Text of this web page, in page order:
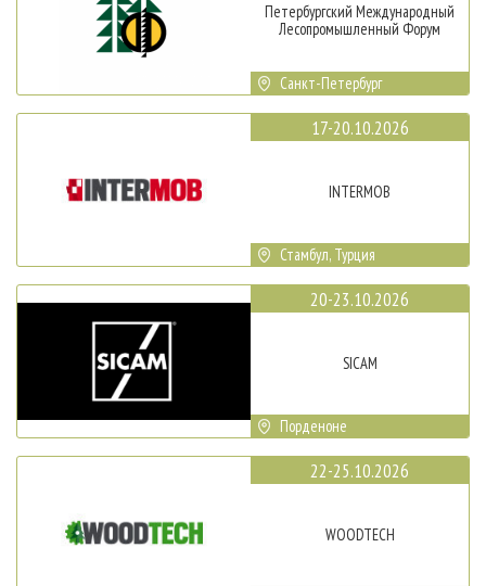
Петербургский Международный
Лесопромышленный Форум
Санкт-Петербург
17-20.10.2026
INTERMOB
Стамбул, Турция
20-23.10.2026
SICAM
Порденоне
22-25.10.2026
WOODTECH